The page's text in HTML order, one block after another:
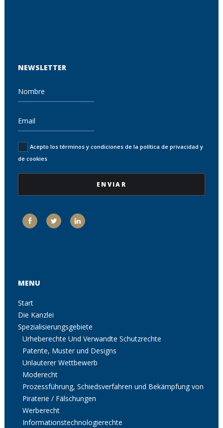
NEWSLETTER
Acepto los términos y condiciones de la política de privacidad y
de cookies
MENU
Start
Die Kanzlei
Spezialisierungsgebiete
Urheberechte Und Verwandte Schutzrechte
Patente, Muster und Designs
Unlauterer Wettbewerb
Moderecht
Prozessführung, Schiedsverfahren und Bekämpfung von
Piraterie / Fälschungen
Werberecht
Informationstechnologierechte